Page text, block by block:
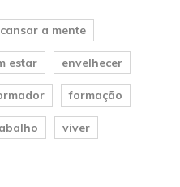
a mente
estar envelhecer
formação
viver